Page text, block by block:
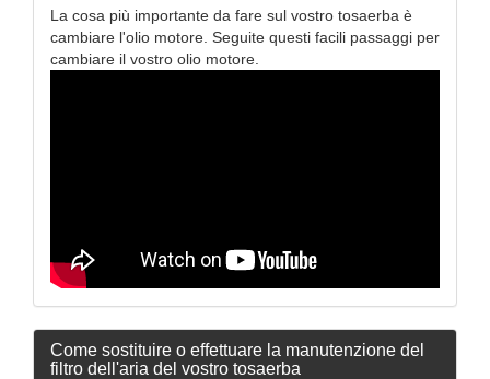
La cosa più importante da fare sul vostro tosaerba è
cambiare l'olio motore. Seguite questi facili passaggi per
cambiare il vostro olio motore.
Come sostituire o effettuare la manutenzione del
filtro dell'aria del vostro tosaerba